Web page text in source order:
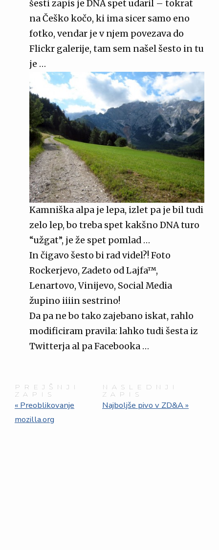
šesti zapis je DNA spet udaril – tokrat
na Češko kočo, ki ima sicer samo eno
fotko, vendar je v njem povezava do
Flickr galerije, tam sem našel šesto in tu
je …
Kamniška alpa je lepa, izlet pa je bil tudi
zelo lep, bo treba spet kakšno DNA turo
“užgat”, je že spet pomlad …
In čigavo šesto bi rad videl?! Foto
Rockerjevo, Zadeto od Lajfa™,
Lenartovo, Vinijevo, Social Media
župino iiiin sestrino!
Da pa ne bo tako zajebano iskat, rahlo
modificiram pravila: lahko tudi šesta iz
Twitterja al pa Facebooka …
PREJŠNJI
ZAPIS
« Preoblikovanje
mozilla.org
NASLEDNJI
ZAPIS
Najboljše pivo v ZD&A »